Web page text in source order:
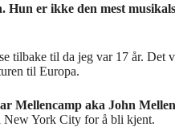
er ikke den mest
tilbake til da jeg var 17 år. Det
til Europa.
Mellencamp aka John
New York City for å bli kjent.